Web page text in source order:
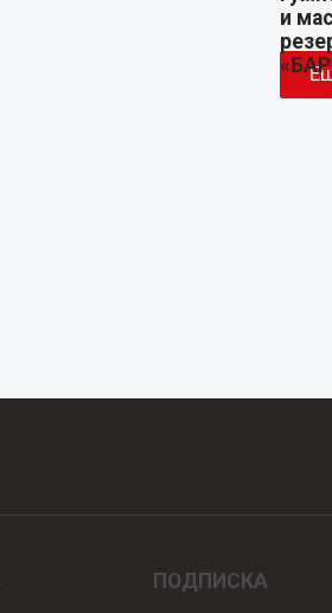
ПОДПИСКА